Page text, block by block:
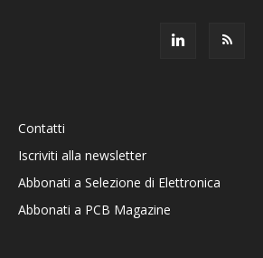
Contatti
Iscriviti alla newsletter
Abbonati a Selezione di Elettronica
Abbonati a PCB Magazine